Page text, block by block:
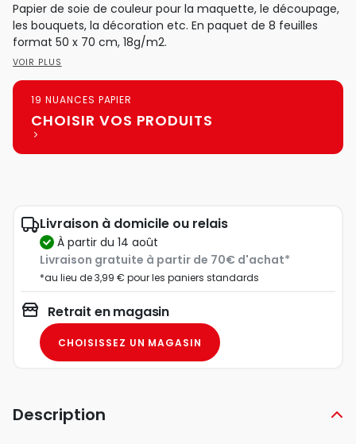
Papier de soie de couleur pour la maquette, le découpage,
les bouquets, la décoration etc. En paquet de 8 feuilles
format 50 x 70 cm, 18g/m2.
VOIR PLUS
19 NUANCES PAPIER
CHOISIR VOS PRODUITS
Livraison à domicile ou relais
à partir du 14 août
Livraison gratuite à partir de 70€ d'achat*
*au lieu de 3,99 € pour les paniers standards
Retrait en magasin
CHOISISSEZ UN MAGASIN
Description